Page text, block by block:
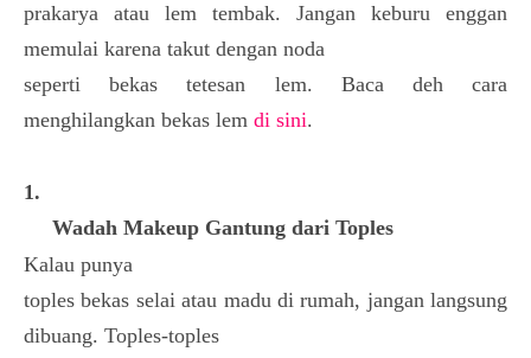
prakarya atau lem tembak. Jangan keburu enggan
memulai karena takut dengan noda
seperti bekas tetesan lem. Baca deh cara
menghilangkan bekas lem di sini.
1.
Wadah Makeup Gantung dari Toples
Kalau punya
toples bekas selai atau madu di rumah, jangan langsung
dibuang. Toples-toples